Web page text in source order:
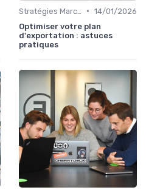
• 14/01/2026
Optimiser votre plan
d'exportation : astuces
pratiques